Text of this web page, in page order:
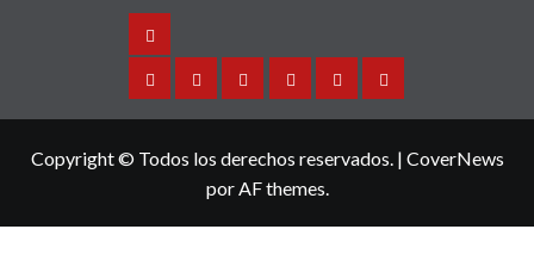
Noticias
SinaloaNacionalInternacionalEspectaculos
TurismoDeportes
Copyright © Todos los derechos reservados. | CoverNews
por AF themes.